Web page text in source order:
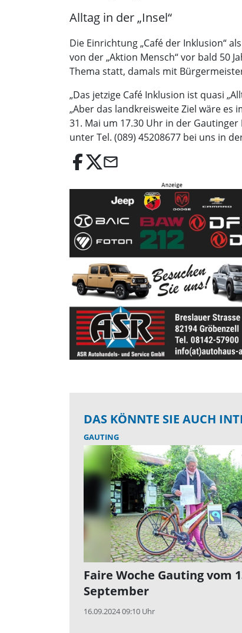
Alltag in der „Insel“
Die Einrichtung „Café der Inklusion“
von der „Aktion Mensch“ vor bald 50
Thema statt, damals mit
„Das jetzige Café Inklusion ist quasi
„Aber das landkreisweite Ziel wäre es
31. Mai um 17.30 Uhr in der
unter Tel. (089) 45208677 bei uns in
email
DAS KÖNNTE SIE AUCH
GAUTING
Faire Woche Gauting vom
September
16.09.2024 09:10 Uhr